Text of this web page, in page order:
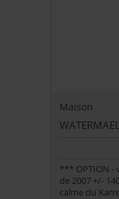
Maison
*** OPTION -
de 2007 +/-
calme du